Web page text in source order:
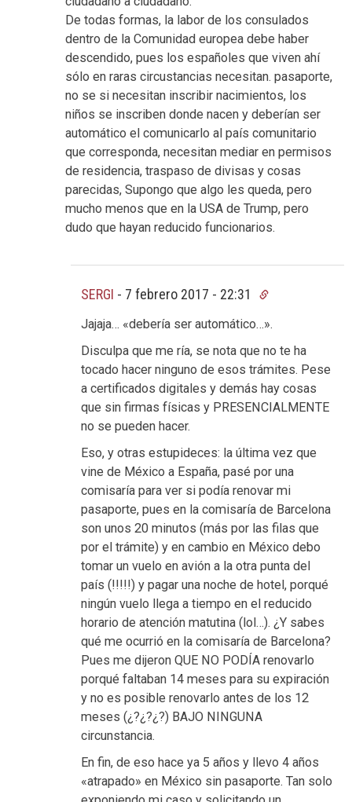
De todas formas, la labor de los consulados
dentro de la Comunidad europea debe haber
descendido, pues los españoles que viven ahí
sólo en raras circustancias necesitan. pasaporte,
no se si necesitan inscribir nacimientos, los
niños se inscriben donde nacen y deberían ser
automático el comunicarlo al país comunitario
que corresponda, necesitan mediar en permisos
de residencia, traspaso de divisas y cosas
parecidas, Supongo que algo les queda, pero
mucho menos que en la USA de Trump, pero
dudo que hayan reducido funcionarios.
SERGI - 7 febrero 2017 - 22:31
Jajaja… «debería ser automático…».
Disculpa que me ría, se nota que no te ha
tocado hacer ninguno de esos trámites. Pese
a certificados digitales y demás hay cosas
que sin firmas físicas y PRESENCIALMENTE
no se pueden hacer.
Eso, y otras estupideces: la última vez que
vine de México a España, pasé por una
comisaría para ver si podía renovar mi
pasaporte, pues en la comisaría de Barcelona
son unos 20 minutos (más por las filas que
por el trámite) y en cambio en México debo
tomar un vuelo en avión a la otra punta del
país (!!!!!) y pagar una noche de hotel, porqué
ningún vuelo llega a tiempo en el reducido
horario de atención matutina (lol…). ¿Y sabes
qué me ocurrió en la comisaría de Barcelona?
Pues me dijeron QUE NO PODÍA renovarlo
porqué faltaban 14 meses para su expiración
y no es posible renovarlo antes de los 12
meses (¿?¿?¿?) BAJO NINGUNA
circunstancia.
En fin, de eso hace ya 5 años y llevo 4 años
«atrapado» en México sin pasaporte. Tan solo